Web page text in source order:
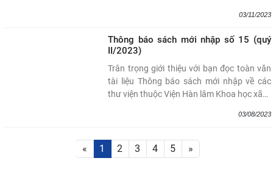
03/11/2023
Thông báo sách mới nhập số 15 (quý
II/2023)
Trân trọng giới thiệu với bạn đọc toàn văn
tài liệu Thông báo sách mới nhập về các
thư viện thuộc Viện Hàn lâm Khoa học xã…
03/08/2023
« 1 2 3 4 5 »